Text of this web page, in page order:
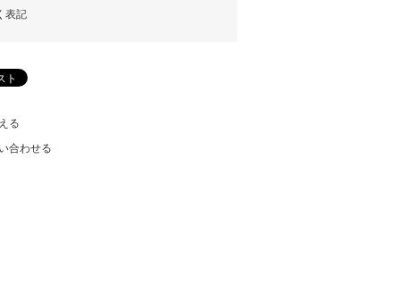
表記
る
合わせる